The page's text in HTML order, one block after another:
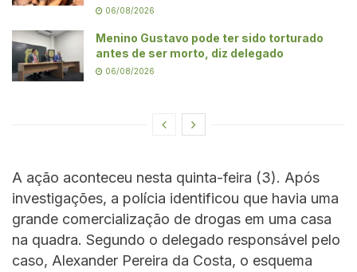
06/08/2026
Menino Gustavo pode ter sido torturado
antes de ser morto, diz delegado
06/08/2026
A ação aconteceu nesta quinta-feira (3). Após
investigações, a polícia identificou que havia uma
grande comercialização de drogas em uma casa
na quadra. Segundo o delegado responsável pelo
caso, Alexander Pereira da Costa, o esquema